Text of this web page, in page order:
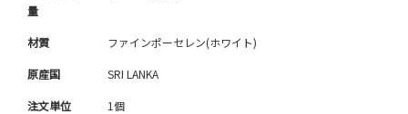
量
材質 ファインポーセレン(ホワイト)
原産国 SRI LANKA
注文単位 1個